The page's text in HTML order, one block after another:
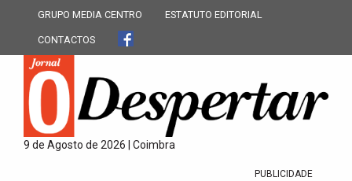
GRUPO MEDIA CENTRO ESTATUTO EDITORIAL
CONTACTOS
9 de Agosto de 2026 | Coimbra
PUBLICIDADE